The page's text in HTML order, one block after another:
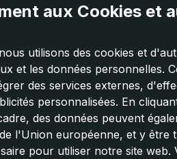
aux Cookies et
utilisons des cookies et
et les données personnelles.
des services externes,
personnalisées. En
des données peuvent
l'Union européenne, et y être
pour utiliser notre site